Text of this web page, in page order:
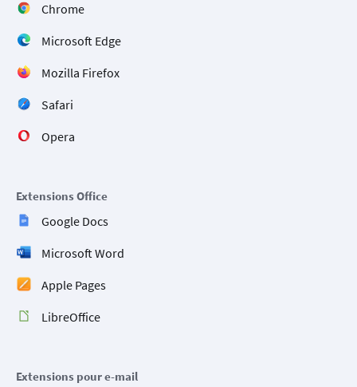
Chrome
Microsoft Edge
Mozilla Firefox
Safari
Opera
Extensions Office
Google Docs
Microsoft Word
Apple Pages
LibreOffice
Extensions pour e-mail